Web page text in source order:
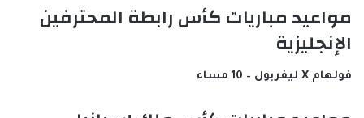
مواعيد مباريات كأس رابطة المحترفين
الإنجليزية
فولهام X ليفربول – 10 مساء